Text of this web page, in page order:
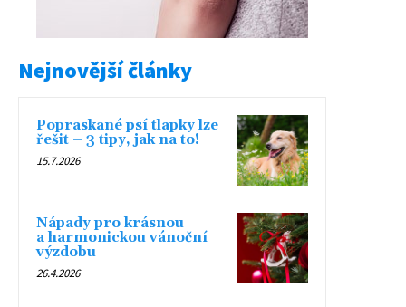
Nejnovější články
Popraskané psí tlapky lze
řešit – 3 tipy, jak na to!
15.7.2026
Nápady pro krásnou
a harmonickou vánoční
výzdobu
26.4.2026